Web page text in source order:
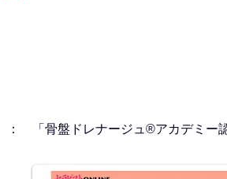
： 「骨盤ドレナージュ®アカデミー